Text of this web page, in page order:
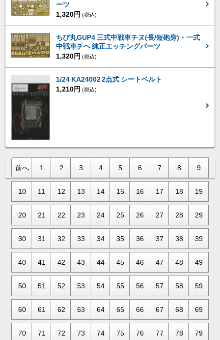
ーツ
1,320円 (税込)
ちび丸GUP4 三式中戦車チヌ(長/短砲身)・一式
中戦車チヘ 純正エッチングパーツ
1,320円 (税込)
1/24 KA24002 2点式 シートベルト
1,210円 (税込)
前へ 1 2 3 4 5 6 7 8 9
10 11 12 13 14 15 16 17 18 19
20 21 22 23 24 25 26 27 28 29
30 31 32 33 34 35 36 37 38 39
40 41 42 43 44 45 46 47 48 49
50 51 52 53 54 55 56 57 58 59
60 61 62 63 64 65 66 67 68 69
70 71 72 73 74 75 76 77 78 79